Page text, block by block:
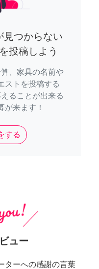
見つからない
投稿しよう
、家具の名前や
ストを投稿する
ることが出来る
が来ます！
する
ュー
ターへの感謝の言葉